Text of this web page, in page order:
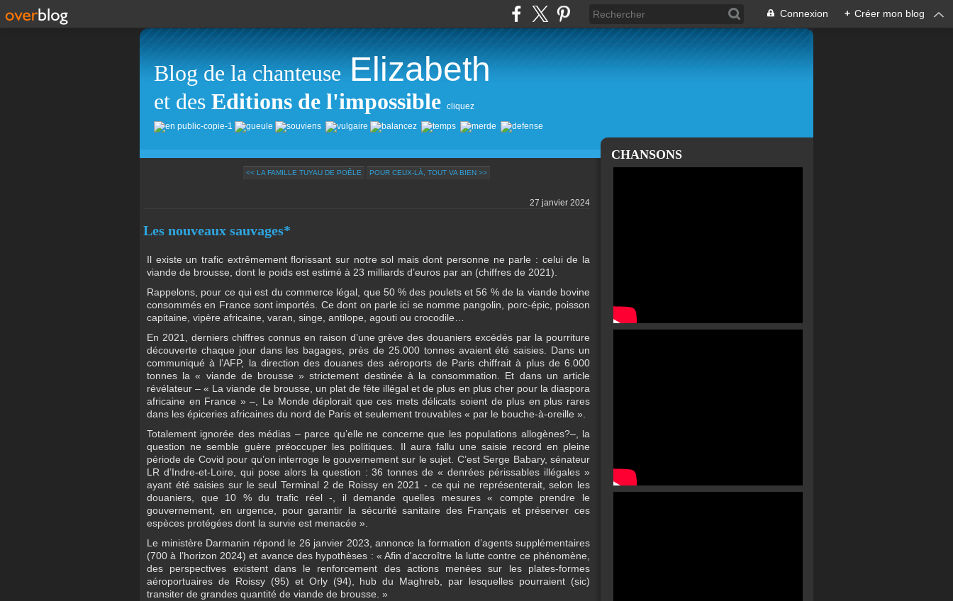
Connexion + Créer mon blog
Blog de la chanteuse Elizabeth
et des Editions de l'impossible cliquez
<< LA FAMILLE TUYAU DE POÊLE POUR CEUX-LÀ, TOUT VA BIEN >>
27 janvier 2024
Les nouveaux sauvages*
Il existe un trafic extrêmement florissant sur notre sol mais dont personne ne parle : celui de la
viande de brousse, dont le poids est estimé à 23 milliards d’euros par an (chiffres de 2021).
Rappelons, pour ce qui est du commerce légal, que 50 % des poulets et 56 % de la viande bovine
consommés en France sont importés. Ce dont on parle ici se nomme pangolin, porc-épic, poisson
capitaine, vipère africaine, varan, singe, antilope, agouti ou crocodile…
En 2021, derniers chiffres connus en raison d’une grève des douaniers excédés par la pourriture
découverte chaque jour dans les bagages, près de 25.000 tonnes avaient été saisies. Dans un
communiqué à l’AFP, la direction des douanes des aéroports de Paris chiffrait à plus de 6.000
tonnes la « viande de brousse » strictement destinée à la consommation. Et dans un article
révélateur – « La viande de brousse, un plat de fête illégal et de plus en plus cher pour la diaspora
africaine en France » –, Le Monde déplorait que ces mets délicats soient de plus en plus rares
dans les épiceries africaines du nord de Paris et seulement trouvables « par le bouche-à-oreille ».
Totalement ignorée des médias – parce qu’elle ne concerne que les populations allogènes?–, la
question ne semble guère préoccuper les politiques. Il aura fallu une saisie record en pleine
période de Covid pour qu’on interroge le gouvernement sur le sujet. C’est Serge Babary, sénateur
LR d’Indre-et-Loire, qui pose alors la question : 36 tonnes de « denrées périssables illégales »
ayant été saisies sur le seul Terminal 2 de Roissy en 2021 - ce qui ne représenterait, selon les
douaniers, que 10 % du trafic réel -, il demande quelles mesures « compte prendre le
gouvernement, en urgence, pour garantir la sécurité sanitaire des Français et préserver ces
espèces protégées dont la survie est menacée ».
Le ministère Darmanin répond le 26 janvier 2023, annonce la formation d’agents supplémentaires
(700 à l’horizon 2024) et avance des hypothèses : « Afin d'accroître la lutte contre ce phénomène,
des perspectives existent dans le renforcement des actions menées sur les plates-formes
aéroportuaires de Roissy (95) et Orly (94), hub du Maghreb, par lesquelles pourraient (sic)
transiter de grandes quantité de viande de brousse. »
CHANSONS